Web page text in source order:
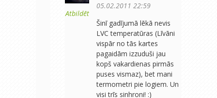
Atbildēt
05.02.2011 22:59
Šinī gadījumā lēkā nevis
LVC temperatūras (Līvāni
vispār no tās kartes
pagaidām izzuduši jau
kopš vakardienas pirmās
puses vismaz), bet mani
termometri pie logiem. Un
visi trīs sinhroni! :)